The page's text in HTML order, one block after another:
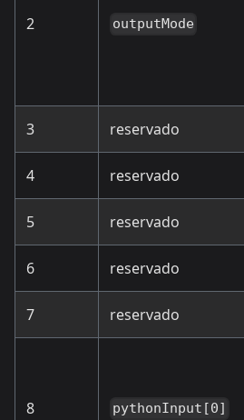
2 outputMode
3 reservado
4 reservado
5 reservado
6 reservado
7 reservado
8 pythonInput[0]